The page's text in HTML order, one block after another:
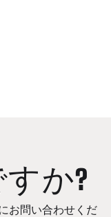
か?
お問い合わせくだ